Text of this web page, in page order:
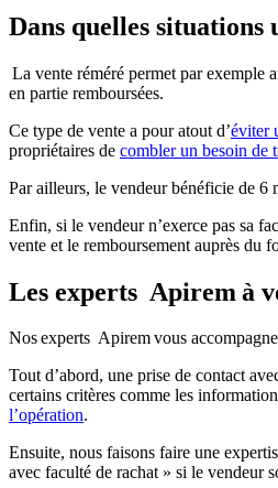
Dans quelles
La vente réméré permet par exemple
en partie remboursées.
Ce type de vente a pour atout d’éviter
propriétaires de combler un besoin de
Par ailleurs, le vendeur bénéficie de 6
Enfin, si le vendeur n’exerce pas sa
vente et le remboursement auprès du
Les experts Apirem à
Nos experts Apirem vous
Tout d’abord, une prise de contact
certains critères comme les
l’opération.
Ensuite, nous faisons faire une
avec faculté de rachat » si le vendeur